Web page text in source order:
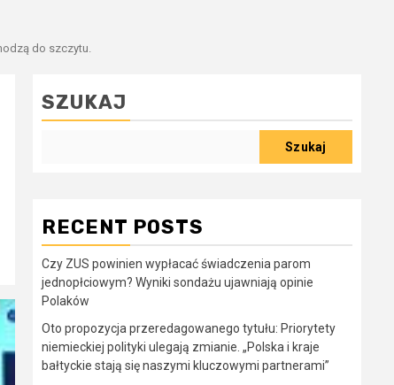
do szczytu.
SZUKAJ
Szukaj
RECENT POSTS
Czy ZUS powinien wypłacać świadczenia parom
jednopłciowym? Wyniki sondażu ujawniają opinie
Polaków
Oto propozycja przeredagowanego tytułu: Priorytety
niemieckiej polityki ulegają zmianie. „Polska i kraje
bałtyckie stają się naszymi kluczowymi partnerami”